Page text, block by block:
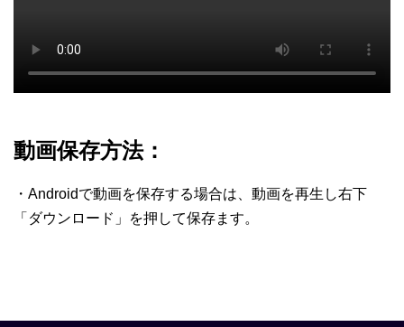
動画保存方法：
・Androidで動画を保存する場合は、動画を再生し右下
「ダウンロード」を押して保存ます。